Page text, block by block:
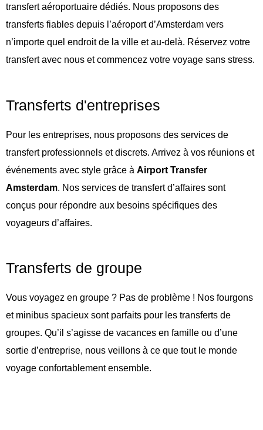
transfert aéroportuaire dédiés. Nous proposons des
transferts fiables depuis l’aéroport d’Amsterdam vers
n’importe quel endroit de la ville et au-delà. Réservez votre
transfert avec nous et commencez votre voyage sans stress.
Transferts d'entreprises
Pour les entreprises, nous proposons des services de
transfert professionnels et discrets. Arrivez à vos réunions et
événements avec style grâce à Airport Transfer
Amsterdam. Nos services de transfert d’affaires sont
conçus pour répondre aux besoins spécifiques des
voyageurs d’affaires.
Transferts de groupe
Vous voyagez en groupe ? Pas de problème ! Nos fourgons
et minibus spacieux sont parfaits pour les transferts de
groupes. Qu’il s’agisse de vacances en famille ou d’une
sortie d’entreprise, nous veillons à ce que tout le monde
voyage confortablement ensemble.